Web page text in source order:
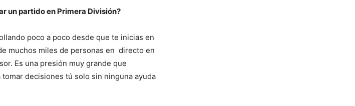
un partido en Primera División?
poco a poco desde que te inicias en
muchos miles de personas en directo en
Es una presión muy grande que
decisiones tú solo sin ninguna ayuda